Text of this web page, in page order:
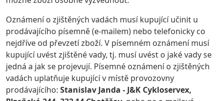
Oznámení o zjištěných vadách musí kupující učinit u
prodávajícího písemně (e-mailem) nebo telefonicky co
nejdříve od převzetí zboží. V písemném oznámení musí
kupující uvést zjištěné vady, tj. musí uvést o jaké vady se
jedná a jak se projevují. Písemné oznámení o zjištěných
vadách uplatňuje kupující v místě provozovny
prodávajícího: Stanislav Janda - J&K Cykloservex,